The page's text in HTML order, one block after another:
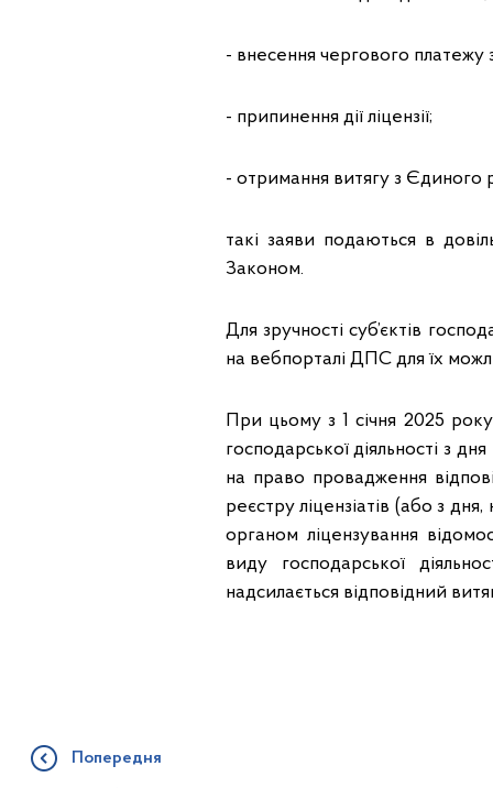
- внесення чергового платежу
- припинення дії ліцензії;
- отримання витягу з Єдиного
такі заяви подаються в
Законом.
Для зручності суб’єктів
на вебпорталі ДПС для їх
При цьому з 1 січня 2025
господарської діяльності з
на право провадження
реєстру ліцензіатів (або з
органом ліцензування
виду господарської
надсилається відповідний
Попередня